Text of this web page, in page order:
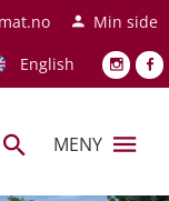
Min side
English
MENY